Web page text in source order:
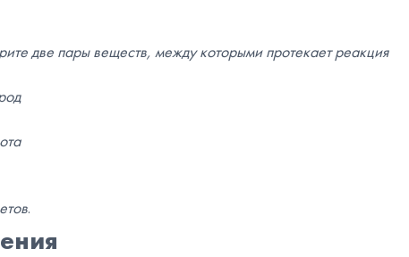
две пары веществ, между которыми протекает реакция
.